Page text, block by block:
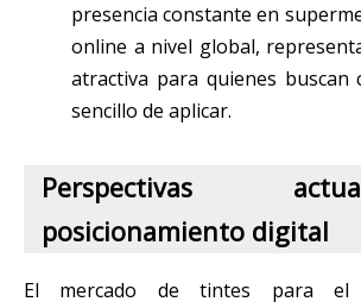
presencia constante en
online a nivel global,
atractiva para quienes buscan
sencillo de aplicar.
Perspectivas
posicionamiento digital
El mercado de tintes para el